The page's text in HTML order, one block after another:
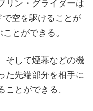
リン・グライダーは
空を駆けることが
とができる。
そして煙幕などの機
た先端部分を相手に
とができる。